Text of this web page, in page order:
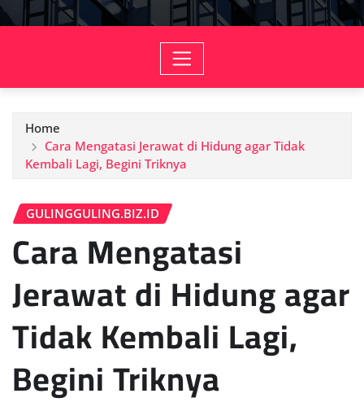
Home
Cara Mengatasi Jerawat di Hidung agar Tidak
Kembali Lagi, Begini Triknya
GULINGGULING.BIZ.ID
Cara Mengatasi
Jerawat di Hidung agar
Tidak Kembali Lagi,
Begini Triknya